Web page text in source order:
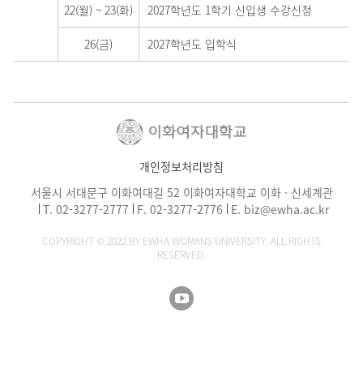
22(월) ~ 23(화) 2027학년도 1학기 신입생 수강신청
26(금) 2027학년도 입학식
개인정보처리방침
서울시 서대문구 이화여대길 52 이화여자대학교 이화 · 신세계관
T. 02-3277-2777 F. 02-3277-2776 E. biz@ewha.ac.kr
COPYRIGHT © 2022 BY EWHA WOMANS UNIVERSITY. ALL RIGHTS
RESERVED.